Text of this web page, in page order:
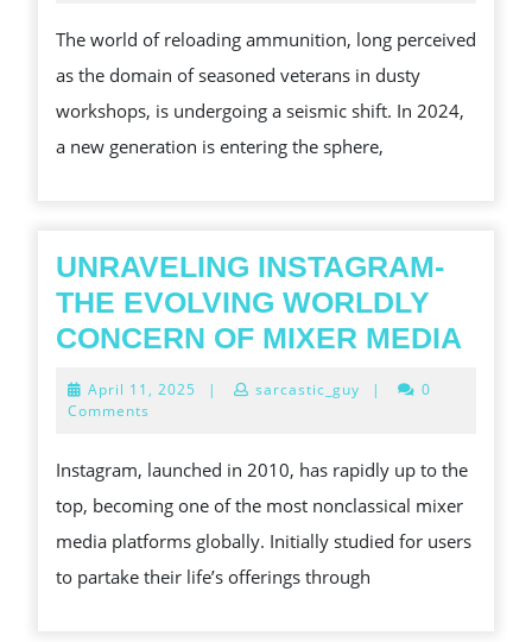
DIGITAL
NATIVE
The world of reloading ammunition, long perceived
as the domain of seasoned veterans in dusty
workshops, is undergoing a seismic shift. In 2024,
a new generation is entering the sphere,
UNRAVELING INSTAGRAM-
THE EVOLVING WORLDLY
CONCERN OF MIXER MEDIA
OF
April 11, 2025 April
| sarcastic_guy |
0
Comments
Instagram, launched in 2010, has rapidly up to the
top, becoming one of the most nonclassical mixer
media platforms globally. Initially studied for users
to partake their life’s offerings through